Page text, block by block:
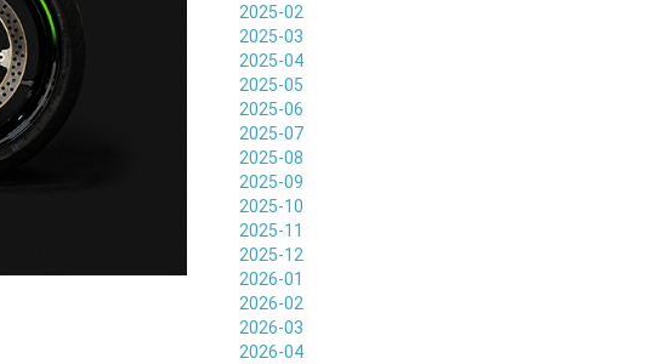
2025-02
2025-03
2025-04
2025-05
2025-06
2025-07
2025-08
2025-09
2025-10
2025-11
2025-12
2026-01
2026-02
2026-03
2026-04